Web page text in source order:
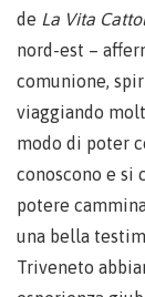
de La Vita
nord-est –
comunione,
viaggiando
modo di poter
conoscono e si
potere
una bella
Triveneto